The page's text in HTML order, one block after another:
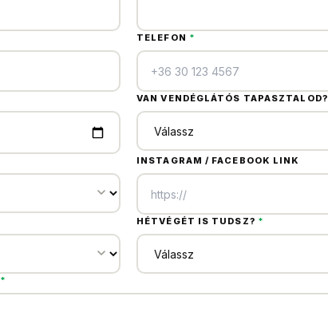
TELEFON *
VAN VENDÉGLÁTÓS TAPASZTALOD?
INSTAGRAM / FACEBOOK LINK
HÉTVÉGÉT IS TUDSZ? *
*